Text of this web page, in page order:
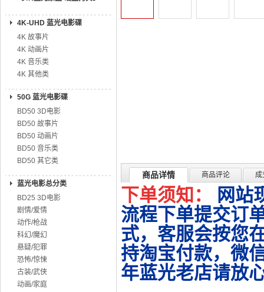
4K-UHD 蓝光电影碟
4K 故事片
4K 动画片
4K 音乐类
4K 其他类
50G 蓝光电影碟
BD50 3D电影
BD50 故事片
BD50 动画片
BD50 音乐类
BD50 其它类
蓝光电影总分类
BD25 3D电影
剧情/爱情
动作/枪战
科幻/魔幻
悬疑/犯罪
恐怖/惊悚
古装/武侠
动画/家庭
商品详情 商品评论 成
下单须知：
网站
流程下单提交订
式，客服会按您
持淘宝付款，微
年蓝光老店请放